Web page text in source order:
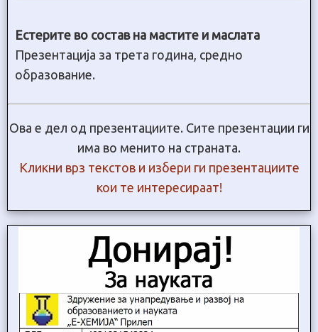
Естерите во состав на мастите и маслата
Презентација за трета година, средно
образование.
Ова е дел од презентациите. Сите презентации ги
има во менито на страната.
Кликни врз текстов и избери ги презентациите
кои те интересираат!